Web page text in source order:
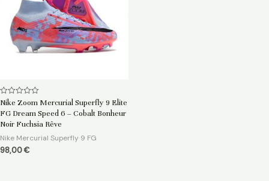
Note
sur
5
Nike Zoom Mercurial Superfly 9 Elite
FG Dream Speed 6 – Cobalt Bonheur
Noir Fuchsia Rêve
Nike Mercurial Superfly 9 FG
98,00€